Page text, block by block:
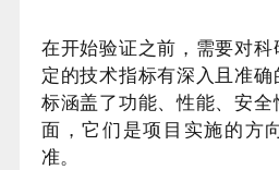
在开始验证之前，需要对
定的技术指标有深入且准
标涵盖了功能、性能、安
面，它们是项目实施的方
准。